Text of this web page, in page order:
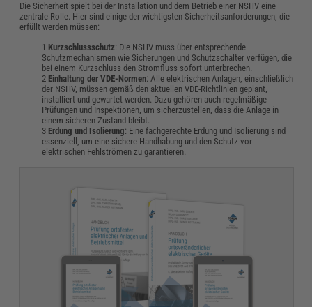
Die Sicherheit spielt bei der Installation und dem Betrieb einer NSHV eine
zentrale Rolle. Hier sind einige der wichtigsten Sicherheitsanforderungen, die
erfüllt werden müssen:
Kurzschlussschutz: Die NSHV muss über entsprechende
Schutzmechanismen wie Sicherungen und Schutzschalter verfügen, die
bei einem Kurzschluss den Stromfluss sofort unterbrechen.
Einhaltung der VDE-Normen: Alle elektrischen Anlagen, einschließlich
der NSHV, müssen gemäß den aktuellen VDE-Richtlinien geplant,
installiert und gewartet werden. Dazu gehören auch regelmäßige
Prüfungen und Inspektionen, um sicherzustellen, dass die Anlage in
einem sicheren Zustand bleibt.
Erdung und Isolierung: Eine fachgerechte Erdung und Isolierung sind
essenziell, um eine sichere Handhabung und den Schutz vor
elektrischen Fehlströmen zu garantieren.